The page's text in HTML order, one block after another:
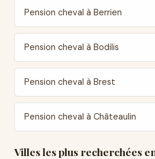
Pension cheval à Berrien
Pension cheval à Bodilis
Pension cheval à Brest
Pension cheval à Châteaulin
Villes les plus recherchées